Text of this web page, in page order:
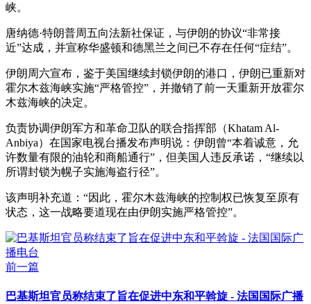
峡。
唐纳德·特朗普周五向法新社保证，与伊朗的协议“非常接
近”达成，并宣称华盛顿和德黑兰之间已不存在任何“症结”。
伊朗周六宣布，鉴于美国继续封锁伊朗的港口，伊朗已重新对
霍尔木兹海峡实施“严格管控”，并撤销了前一天重新开放霍尔
木兹海峡的决定。
负责协调伊朗军方和革命卫队的联合指挥部（Khatam Al-
Anbiya）在国家电视台播发布声明说：伊朗曾“本着诚意，允
许数量有限的油轮和商船通行”，但美国人违反承诺，“继续以
所谓封锁为幌子实施海盗行径”。
该声明补充道：“因此，霍尔木兹海峡的控制权已恢复至原有
状态，这一战略要道现在由伊朗实施严格管控”。
前一篇
巴基斯坦官员称结束了旨在促进中东和平斡旋 - 法国国际广播